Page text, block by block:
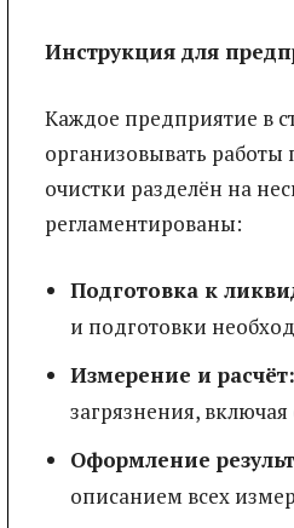
Инструкция для
Каждое предприятие в
организовывать работы
очистки разделён на
регламентированы:
Подготовка к
и подготовки
Измерение и расчёт:
загрязнения,
Оформление
описанием всех